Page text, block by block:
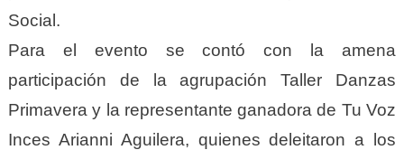
Social.
Para el evento se contó con la amena
participación de la agrupación Taller Danzas
Primavera y la representante ganadora de Tu Voz
Inces Arianni Aguilera, quienes deleitaron a los